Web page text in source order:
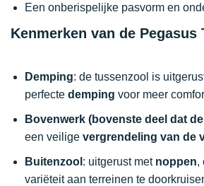
Een onberispelijke pasvorm en
Kenmerken van de Pegasus
Demping: de tussenzool is
perfecte demping voor meer
Bovenwerk (bovenste deel dat
een veilige vergrendeling van de
Buitenzool : uitgerust met noppen,
variëteit aan terreinen te